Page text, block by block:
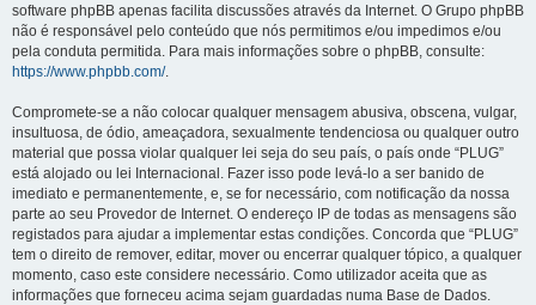
software phpBB apenas facilita discussões através da Internet. O Grupo phpBB
não é responsável pelo conteúdo que nós permitimos e/ou impedimos e/ou
pela conduta permitida. Para mais informações sobre o phpBB, consulte:
https://www.phpbb.com/.
Compromete-se a não colocar qualquer mensagem abusiva, obscena, vulgar,
insultuosa, de ódio, ameaçadora, sexualmente tendenciosa ou qualquer outro
material que possa violar qualquer lei seja do seu país, o país onde “PLUG”
está alojado ou lei Internacional. Fazer isso pode levá-lo a ser banido de
imediato e permanentemente, e, se for necessário, com notificação da nossa
parte ao seu Provedor de Internet. O endereço IP de todas as mensagens são
registados para ajudar a implementar estas condições. Concorda que “PLUG”
tem o direito de remover, editar, mover ou encerrar qualquer tópico, a qualquer
momento, caso este considere necessário. Como utilizador aceita que as
informações que forneceu acima sejam guardadas numa Base de Dados.